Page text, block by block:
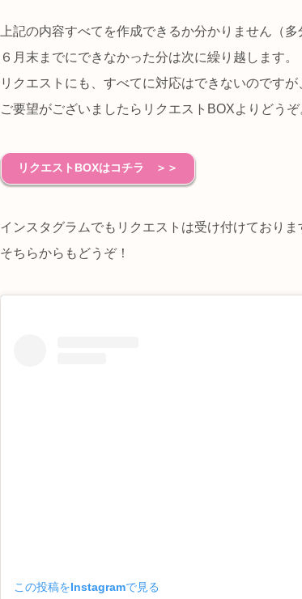
上記の内容すべてを作成できるか分かりません（
６月末までにできなかった分は次に繰り越します。
リクエストにも、すべてに対応はできないのですが
ご要望がございましたらリクエストBOXよりどうぞ
リクエストBOXはコチラ ＞＞
インスタグラムでもリクエストは受け付けておりま
そちらからもどうぞ！
この投稿をInstagramで見る